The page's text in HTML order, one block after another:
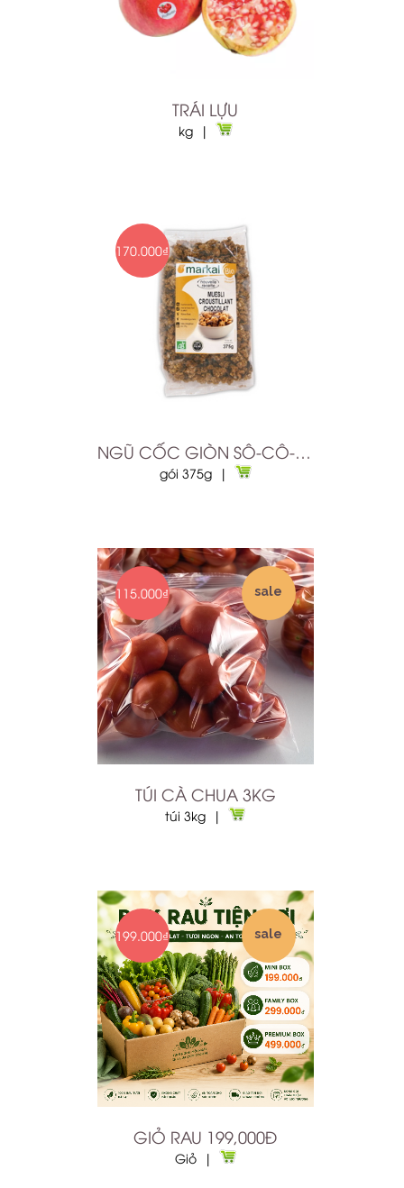
TRÁI LỰU
kg |
170.000₫
NGŨ CỐC GIÒN SÔ-CÔ-LA HỮU CƠ MARKAL
gói 375g |
115.000₫ sale
TÚI CÀ CHUA 3KG
túi 3kg |
199.000₫ sale
GIỎ RAU 199,000Đ
Giỏ |